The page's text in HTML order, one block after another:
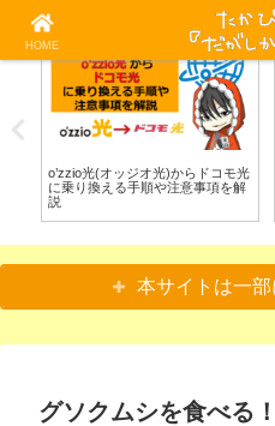
料理/食べる
グソクムシを食べる！美味しい食
べ方や味を紹介
本サイトは一
グソクムシを食べる
HOME